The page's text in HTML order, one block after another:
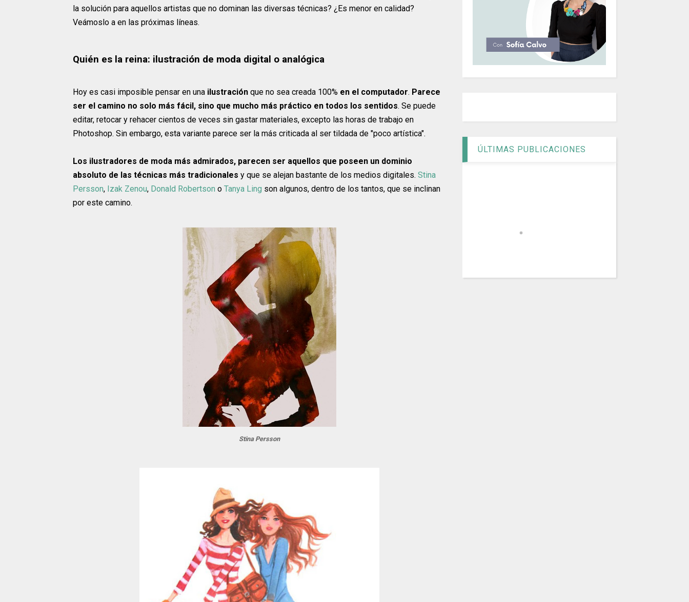
la solución para aquellos artistas que no dominan las diversas técnicas? ¿Es menor en calidad?
Veámoslo a en las próximas líneas.
Quién es la reina: ilustración de moda digital o analógica
Hoy es casi imposible pensar en una ilustración que no sea creada 100% en el computador. Parece
ser el camino no solo más fácil, sino que mucho más práctico en todos los sentidos. Se puede
editar, retocar y rehacer cientos de veces sin gastar materiales, excepto las horas de trabajo en
Photoshop. Sin embargo, esta variante parece ser la más criticada al ser tildada de "poco artística".
Los ilustradores de moda más admirados, parecen ser aquellos que poseen un dominio
absoluto de las técnicas más tradicionales y que se alejan bastante de los medios digitales. Stina
Persson, Izak Zenou, Donald Robertson o Tanya Ling son algunos, dentro de los tantos, que se inclinan
por este camino.
Stina Persson
ÚLTIMAS PUBLICACIONES